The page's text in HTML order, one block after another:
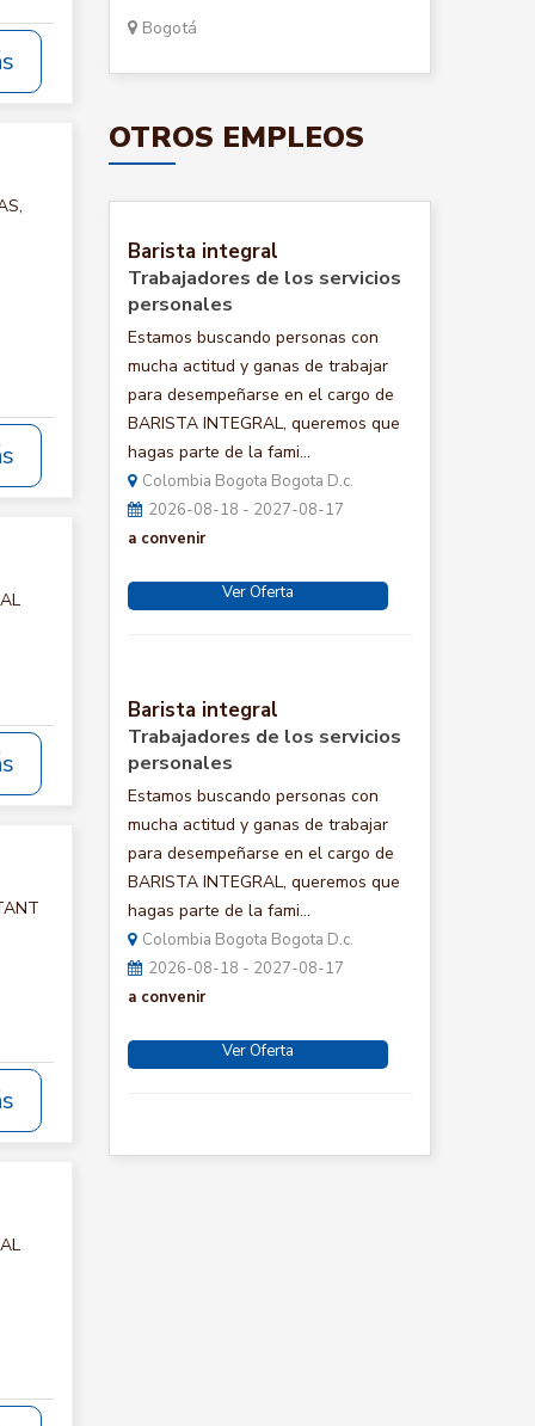
Bogotá
OTROS EMPLEOS
Barista integral
Trabajadores de los servicios
personales
Estamos buscando personas con
mucha actitud y ganas de trabajar
para desempeñarse en el cargo de
BARISTA INTEGRAL, queremos que
hagas parte de la fami...
Colombia Bogota Bogota D.c.
2026-08-18 - 2027-08-17
a convenir
Ver Oferta
Barista integral
Trabajadores de los servicios
personales
Estamos buscando personas con
mucha actitud y ganas de trabajar
para desempeñarse en el cargo de
BARISTA INTEGRAL, queremos que
hagas parte de la fami...
Colombia Bogota Bogota D.c.
2026-08-18 - 2027-08-17
a convenir
Ver Oferta